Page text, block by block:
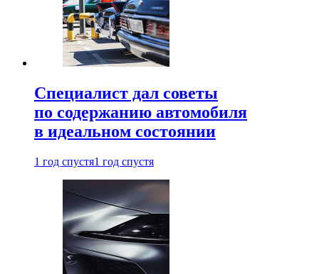
Специалист дал советы
по содержанию автомобиля
в идеальном состоянии
1 год спустя1 год спустя